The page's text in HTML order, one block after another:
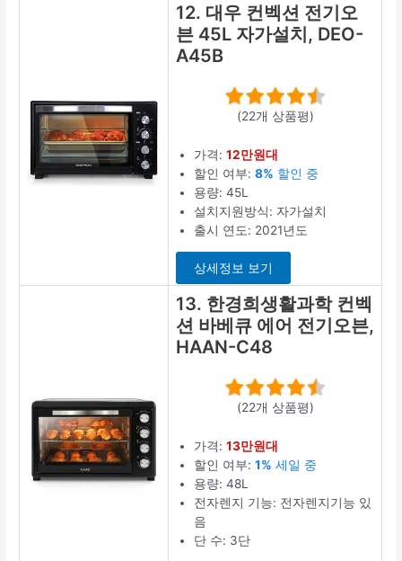
12. 대우 컨벡션 전기오
븐 45L 자가설치, DEO-
A45B
(22개 상품평)
가격:12만원대
할인 여부:8% 할인 중
용량: 45L
설치지원방식: 자가설치
출시 연도: 2021년도
상세정보 보기
13. 한경희생활과학 컨벡
션 바베큐 에어 전기오븐,
HAAN-C48
(22개 상품평)
가격:13만원대
할인 여부:1% 세일 중
용량: 48L
전자렌지 기능: 전자렌지기능 있
음
단 수: 3단